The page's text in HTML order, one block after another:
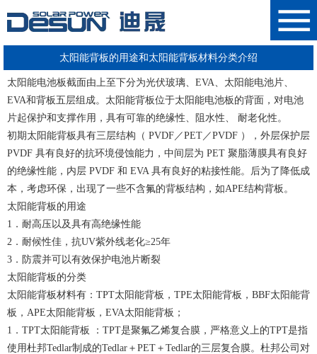
太阳能背板的用途和太阳能背板材料分类介绍
太阳能电池板截面由上至下分为光伏玻璃、EVA、太阳能电池片、
EVA和背板五层组成。太阳能背板位于太阳能电池板的背面，对电池
片起保护和支撑作用，具有可靠的绝缘性、阻水性、 耐老化性。
初期 太阳能背板具有三层结构（ PVDF／PET／PVDF ），外层保护层
PVDF 具有良好的抗环境侵蚀能力，中间层为 PET 聚脂薄膜具有良好
的绝缘性能，内层 PVDF 和 EVA 具有良好的粘接性能。后为了降低成
本，考虑环保，出现了一些不含氟的背板结构，如APE结构背板。
太阳能背板的用途
1．耐高压以及具有高绝缘性能
2．耐候性佳，抗UV紫外线老化≥25年
3．防震并可以有效保护电池片断裂
太阳能背板的分类
太阳能背板材料有：TPT太阳能背板，TPE太阳能背板，BBF太阳能背
板，APE太阳能背板，EVA太阳能背板；
1．TPT太阳能背板 ：TPT是聚氟乙烯复合膜，严格意义上的TPT是指
使用杜邦Tedlar制成的Tedlar＋PET＋Tedlar的三层复合膜。杜邦公司对